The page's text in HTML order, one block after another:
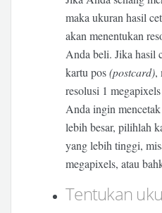
maka ukuran hasil
akan menentukan
Anda beli. Jika hasil
kartu pos(postcard),
resolusi 1
Anda ingin
lebih besar, pilihlah
yang lebih tinggi,
megapixels, atau
Tentukan